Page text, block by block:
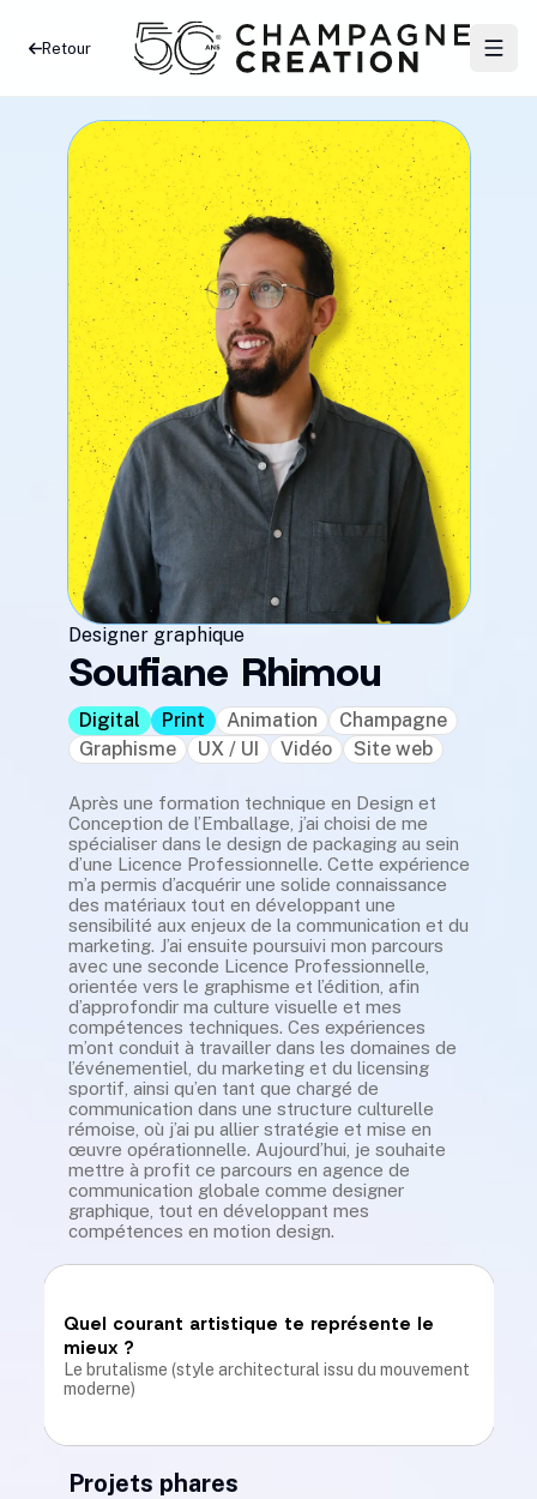
Retour
Designer graphique
Soufiane Rhimou
Digital Print Animation
Champagne
Graphisme
UX / UI Vidéo Site web
Après une formation technique en Design et
Conception de l’Emballage, j’ai choisi de me
spécialiser dans le design de packaging au sein
d’une Licence Professionnelle. Cette expérience
m’a permis d’acquérir une solide connaissance
des matériaux tout en développant une
sensibilité aux enjeux de la communication et du
marketing. J’ai ensuite poursuivi mon parcours
avec une seconde Licence Professionnelle,
orientée vers le graphisme et l’édition, afin
d’approfondir ma culture visuelle et mes
compétences techniques. Ces expériences
m’ont conduit à travailler dans les domaines de
l’événementiel, du marketing et du licensing
sportif, ainsi qu’en tant que chargé de
communication dans une structure culturelle
rémoise, où j’ai pu allier stratégie et mise en
œuvre opérationnelle. Aujourd’hui, je souhaite
mettre à profit ce parcours en agence de
communication globale comme designer
graphique, tout en développant mes
compétences en motion design.
Tes outils favoris
Illustrator / After Effects / Indesign
Quel courant artistique te représente le
mieux ?
Le brutalisme (style architectural issu du mouvement
moderne)
Projets phares